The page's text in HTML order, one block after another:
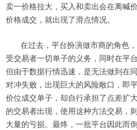
卖一价格拉大，买入和卖出会在离喊
价格成交，就出现了滑点情况。
在过去，平台扮演做市商的角色
受交易者一切单子的义务，同时在平
但由于数据行情迅速，是无法做到在
对冲失败，出现巨大的风险敞口，即
价位成交单子，却自行承担了点差扩
的交易者出现，使用这种方法交易，
大量的亏损。最终，一批平台因此而